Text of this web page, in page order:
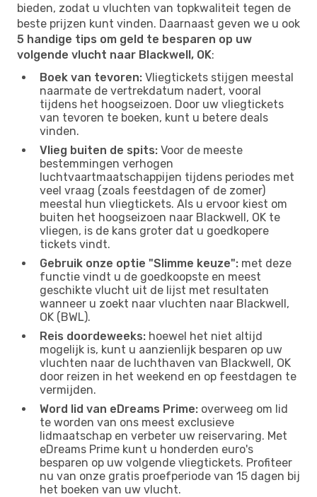
bieden, zodat u vluchten van topkwaliteit tegen de
beste prijzen kunt vinden. Daarnaast geven we u ook
5 handige tips om geld te besparen op uw
volgende vlucht naar Blackwell, OK:
Boek van tevoren: Vliegtickets stijgen meestal
naarmate de vertrekdatum nadert, vooral
tijdens het hoogseizoen. Door uw vliegtickets
van tevoren te boeken, kunt u betere deals
vinden.
Vlieg buiten de spits: Voor de meeste
bestemmingen verhogen
luchtvaartmaatschappijen tijdens periodes met
veel vraag (zoals feestdagen of de zomer)
meestal hun vliegtickets. Als u ervoor kiest om
buiten het hoogseizoen naar Blackwell, OK te
vliegen, is de kans groter dat u goedkopere
tickets vindt.
Gebruik onze optie "Slimme keuze": met deze
functie vindt u de goedkoopste en meest
geschikte vlucht uit de lijst met resultaten
wanneer u zoekt naar vluchten naar Blackwell,
OK (BWL).
Reis doordeweeks: hoewel het niet altijd
mogelijk is, kunt u aanzienlijk besparen op uw
vluchten naar de luchthaven van Blackwell, OK
door reizen in het weekend en op feestdagen te
vermijden.
Word lid van eDreams Prime: overweeg om lid
te worden van ons meest exclusieve
lidmaatschap en verbeter uw reiservaring. Met
eDreams Prime kunt u honderden euro's
besparen op uw volgende vliegtickets. Profiteer
nu van onze gratis proefperiode van 15 dagen bij
het boeken van uw vlucht.